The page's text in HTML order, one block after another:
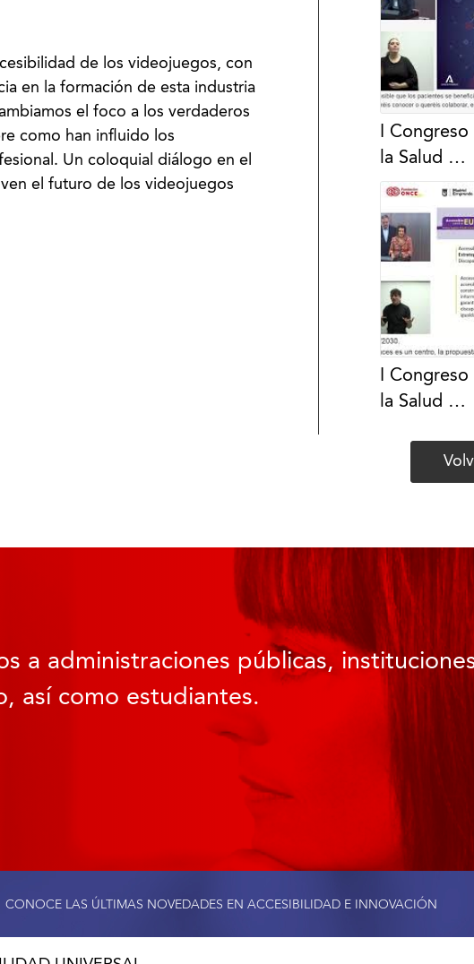
de los videojuegos, con
en la formación de esta industria
el foco a los verdaderos
como han influido los
Un coloquial diálogo en el
el futuro de los videojuegos
I Congreso
la Salud …
I Congreso
la Salud …
a administraciones públicas,
así como estudiantes.
CONOCE LAS ÚLTIMAS NOVEDADES EN ACCESIBILIDAD E INNOVACIÓN